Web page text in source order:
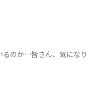
るのか…皆さん、気になり